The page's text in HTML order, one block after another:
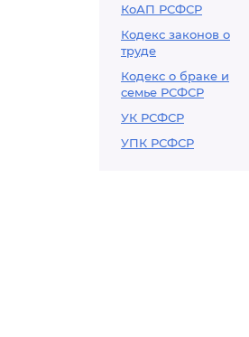
КоАП РСФСР
Кодекс законов о
труде
Кодекс о браке и
семье РСФСР
УК РСФСР
УПК РСФСР